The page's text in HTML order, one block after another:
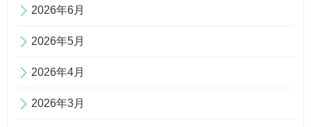
2026年6月
2026年5月
2026年4月
2026年3月